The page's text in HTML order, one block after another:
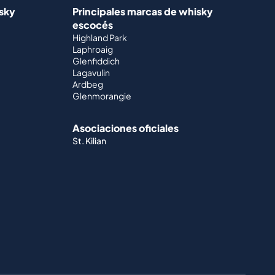
Principales marcas de whisky
escocés
Highland Park
Laphroaig
Glenfiddich
Lagavulin
Ardbeg
Glenmorangie
Asociaciones oficiales
St. Kilian